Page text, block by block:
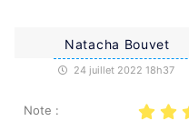
Natacha Bouvet
24 juillet 2022 18h37
Note :